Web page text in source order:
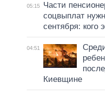
05:15
Части
соцвыплат
сентября: кого
04:51
Киевщине